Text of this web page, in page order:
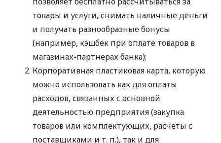
товары и услуги, снимать наличные деньги
и получать разнообразные бонусы
(например, кэшбек при оплате товаров в
магазинах-партнерах банка);
Корпоративная пластиковая карта, которую
можно использовать как для оплаты
расходов, связанных с основной
деятельностью предприятия (закупка
товаров или комплектующих, расчеты с
поставщиками и т. п.), так и для